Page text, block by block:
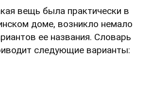
вещь была практически в
доме, возникло немало
ее названия. Словарь
следующие варианты: